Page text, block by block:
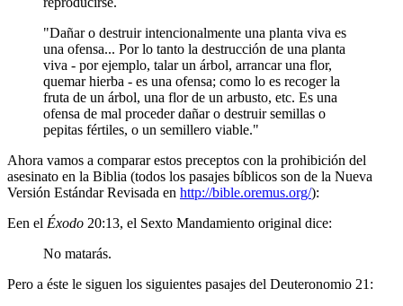
"Dañar o destruir intencionalmente una planta viva es
una ofensa... Por lo tanto la destrucción de una planta
viva - por ejemplo, talar un árbol, arrancar una flor,
quemar hierba - es una ofensa; como lo es recoger la
fruta de un árbol, una flor de un arbusto, etc. Es una
ofensa de mal proceder dañar o destruir semillas o
pepitas fértiles, o un semillero viable."
Ahora vamos a comparar estos preceptos con la prohibición del
asesinato en la Biblia (todos los pasajes bíblicos son de la Nueva
Versión Estándar Revisada en http://bible.oremus.org/):
Een el Éxodo 20:13, el Sexto Mandamiento original dice:
No matarás.
Pero a éste le siguen los siguientes pasajes del Deuteronomio 21: